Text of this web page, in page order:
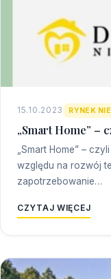
15.10.2023 RYNEK
„Smart Home” –
„Smart Home” –
względu na rozwój
zapotrzebowanie…
CZYTAJ WIĘCEJ